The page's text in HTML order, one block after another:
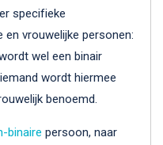
specifieke
vrouwelijke personen:
wel een binair
wordt hiermee
benoemd.
binaire persoon, naar